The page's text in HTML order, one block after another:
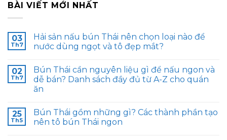
BÀI VIẾT MỚI NHẤT
03
Th7
Hải sản nấu bún Thái nên chọn loại nào để
nước dùng ngọt và tô đẹp mắt?
02
Th7
Bún Thái cần nguyên liệu gì để nấu ngon và
dễ bán? Danh sách đầy đủ từ A-Z cho quán
ăn
25
Th5
Bún Thái gồm những gì? Các thành phần tạo
nên tô bún Thái ngon